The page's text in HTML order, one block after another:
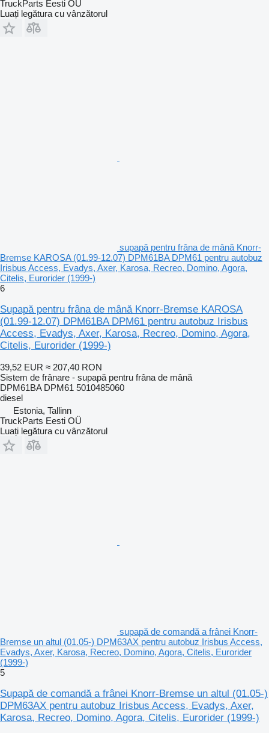
TruckParts Eesti OÜ
Luați legătura cu vânzătorul
supapă pentru frâna de mână Knorr-
Bremse KAROSA (01.99-12.07) DPM61BA DPM61 pentru autobuz
Irisbus Access, Evadys, Axer, Karosa, Recreo, Domino, Agora,
Citelis, Eurorider (1999-)
6
Supapă pentru frâna de mână Knorr-Bremse KAROSA
(01.99-12.07) DPM61BA DPM61 pentru autobuz Irisbus
Access, Evadys, Axer, Karosa, Recreo, Domino, Agora,
Citelis, Eurorider (1999-)
39,52 EUR ≈ 207,40 RON
Sistem de frânare - supapă pentru frâna de mână
DPM61BA DPM61 5010485060
diesel
Estonia, Tallinn
TruckParts Eesti OÜ
Luați legătura cu vânzătorul
supapă de comandă a frânei Knorr-
Bremse un altul (01.05-) DPM63AX pentru autobuz Irisbus Access,
Evadys, Axer, Karosa, Recreo, Domino, Agora, Citelis, Eurorider
(1999-)
5
Supapă de comandă a frânei Knorr-Bremse un altul (01.05-)
DPM63AX pentru autobuz Irisbus Access, Evadys, Axer,
Karosa, Recreo, Domino, Agora, Citelis, Eurorider (1999-)